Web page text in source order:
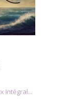
Intégral...